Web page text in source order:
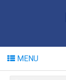
MENU